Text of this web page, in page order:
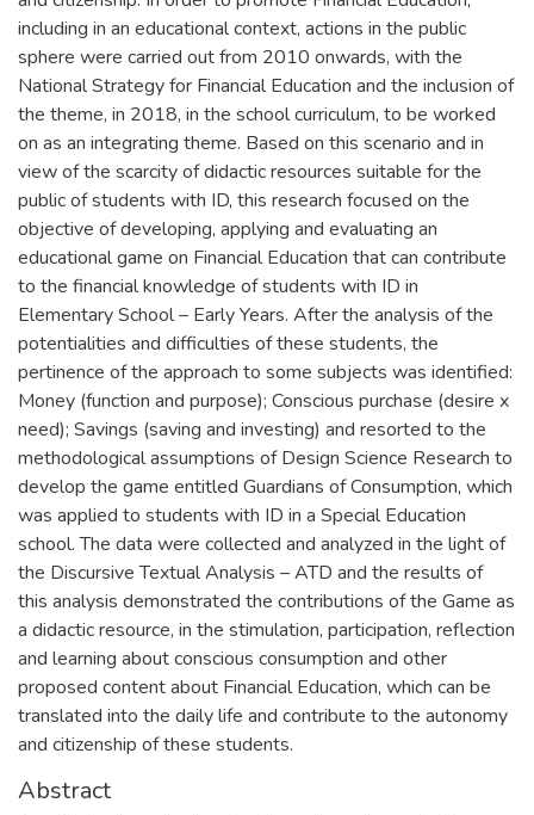
including in an educational context, actions in the public
sphere were carried out from 2010 onwards, with the
National Strategy for Financial Education and the inclusion of
the theme, in 2018, in the school curriculum, to be worked
on as an integrating theme. Based on this scenario and in
view of the scarcity of didactic resources suitable for the
public of students with ID, this research focused on the
objective of developing, applying and evaluating an
educational game on Financial Education that can contribute
to the financial knowledge of students with ID in
Elementary School – Early Years. After the analysis of the
potentialities and difficulties of these students, the
pertinence of the approach to some subjects was identified:
Money (function and purpose); Conscious purchase (desire x
need); Savings (saving and investing) and resorted to the
methodological assumptions of Design Science Research to
develop the game entitled Guardians of Consumption, which
was applied to students with ID in a Special Education
school. The data were collected and analyzed in the light of
the Discursive Textual Analysis – ATD and the results of
this analysis demonstrated the contributions of the Game as
a didactic resource, in the stimulation, participation, reflection
and learning about conscious consumption and other
proposed content about Financial Education, which can be
translated into the daily life and contribute to the autonomy
and citizenship of these students.
Abstract